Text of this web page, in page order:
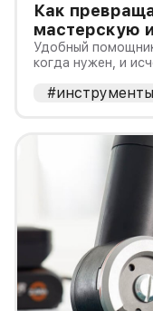
Как
мастерскую
Удобный
когда нужен, и
#инструменты